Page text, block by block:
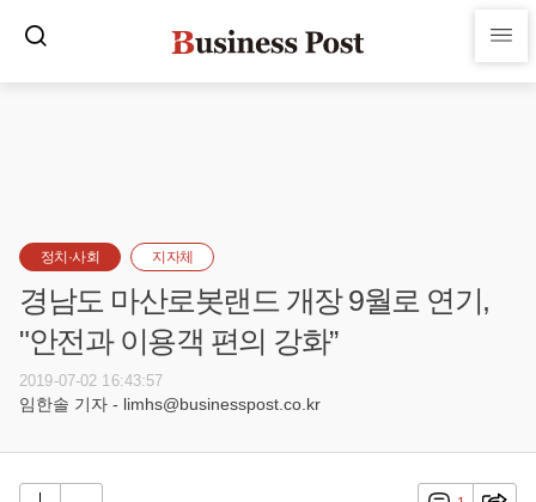
정치·사회 지자체
경남도 마산로봇랜드 개장 9월로 연기,
"안전과 이용객 편의 강화”
2019-07-02 16:43:57
임한솔 기자 - limhs@businesspost.co.kr